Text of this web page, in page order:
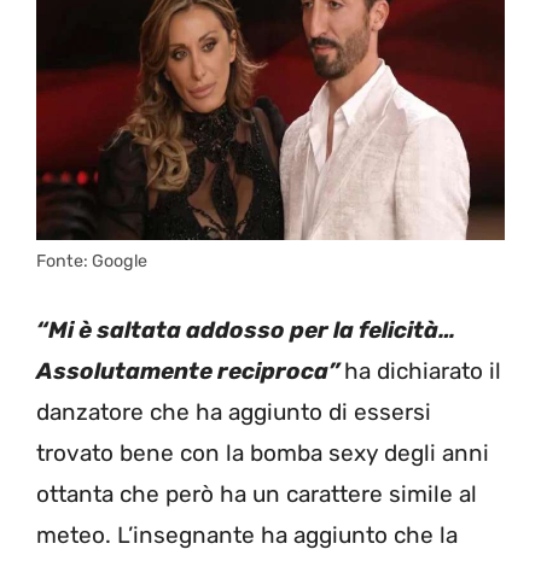
Fonte: Google
“Mi è saltata addosso per la felicità…
Assolutamente reciproca”ha dichiarato il
danzatore che ha aggiunto di essersi
trovato bene con la bomba sexy degli anni
ottanta che però ha un carattere simile al
meteo. L’insegnante ha aggiunto che la